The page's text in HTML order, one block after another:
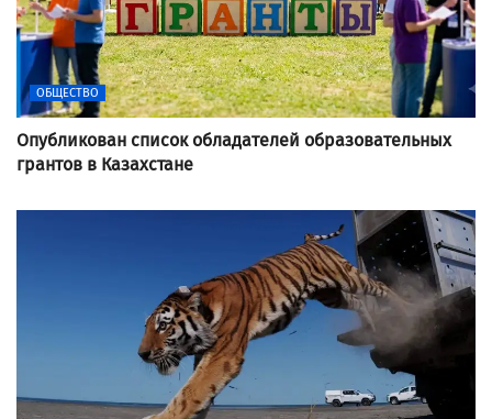
ОБЩЕСТВО
Опубликован список обладателей образовательных
грантов в Казахстане